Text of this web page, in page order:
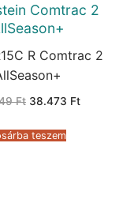
Comtrac 2
R Comtrac 2
Ft Original
62.649 Ft.
38.473 FtCurrent
teszem